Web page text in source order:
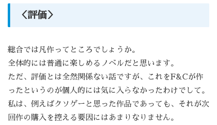
＜評価＞
総合では凡作ってところでしょうか。
全体的には普通に楽しめるノベルだと思います。
ただ、評価とは全然関係ない話ですが、これをF&Cが作
ったというのが個人的には気に入らなかったわけでして。
私は、例えばクソゲーと思った作品であっても、それが次
回作の購入を控える要因にはあまりなりません。